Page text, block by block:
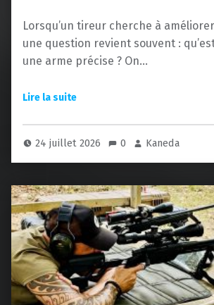
Lorsqu’un tireur cherche à
une question revient souvent :
une arme précise ? On…
24 juillet 2026 0 Kaneda